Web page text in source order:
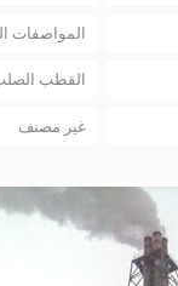
المواصفات
القطب
غير مصنف